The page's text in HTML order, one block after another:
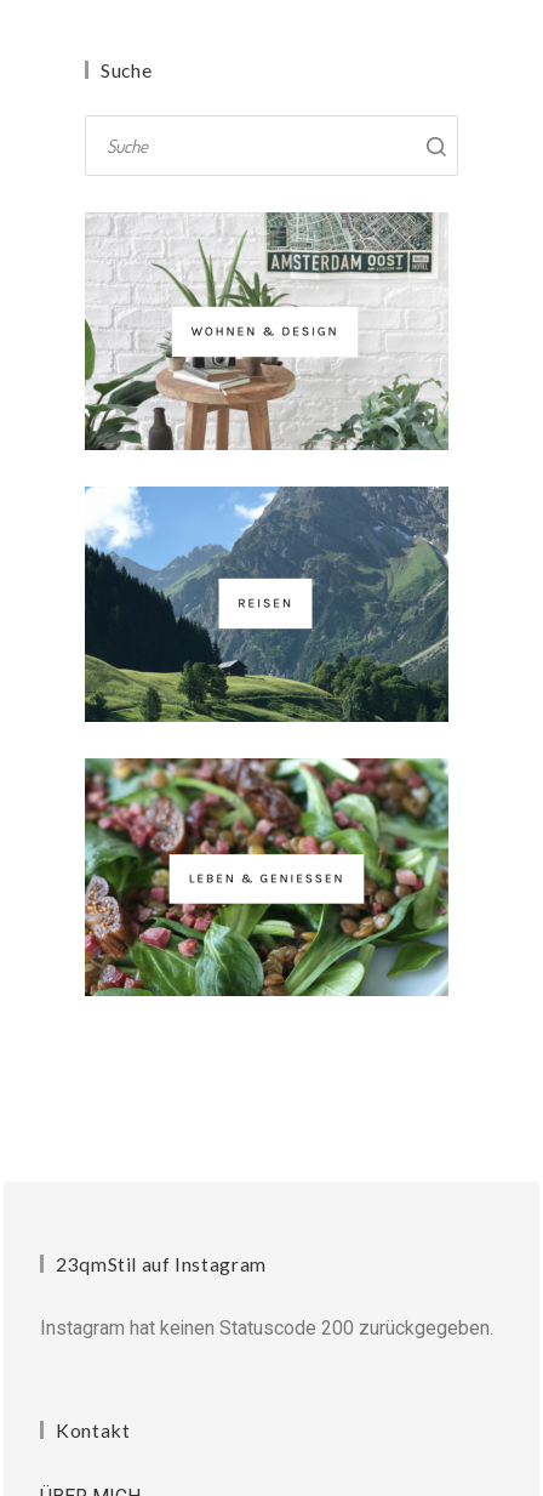
Suche
23qmStil auf Instagram
Instagram hat keinen Statuscode 200 zurückgegeben.
Kontakt